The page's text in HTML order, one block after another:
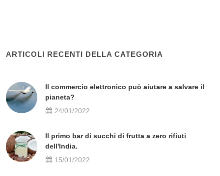
ARTICOLI RECENTI DELLA CATEGORIA
Il commercio elettronico può aiutare a salvare il
pianeta?
24/01/2022
Il primo bar di succhi di frutta a zero rifiuti
dell'India.
15/01/2022